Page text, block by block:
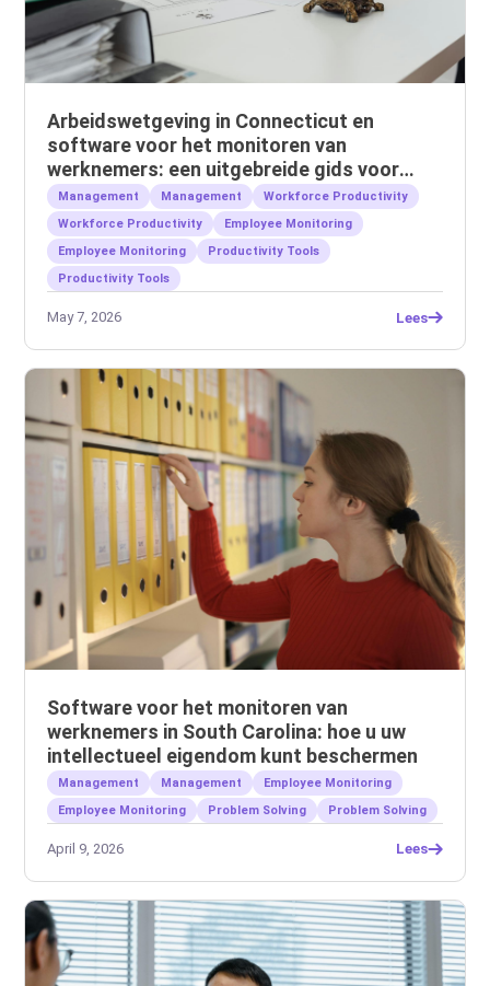
Arbeidswetgeving in Connecticut en
software voor het monitoren van
werknemers: een uitgebreide gids voor
werkgevers
Management Management
Workforce Productivity
Workforce Productivity
Employee Monitoring
Employee Monitoring
Productivity Tools
Productivity Tools
May 7, 2026 Lees
Software voor het monitoren van
werknemers in South Carolina: hoe u uw
intellectueel eigendom kunt beschermen
Management Management
Employee Monitoring
Employee Monitoring
Problem Solving Problem Solving
April 9, 2026 Lees